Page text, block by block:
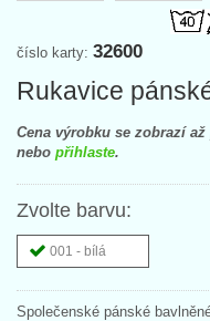
číslo karty: 32600
Rukavice
Cena výrobku se zobrazí
nebo přihlaste.
Zvolte barvu:
001 - bílá
Společenské pánské